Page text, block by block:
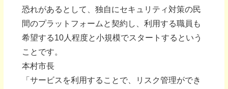
恐れがあるとして、独自にセキュリティ対策の民
間のプラットフォームと契約し、利用する職員も
希望する10人程度と小規模でスタートするという
ことです。
本村市長
「サービスを利用することで、リスク管理ができ